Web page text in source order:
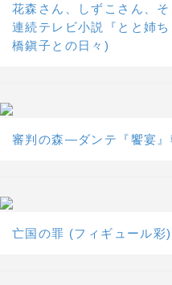
花森さん、しずこさん、
連続テレビ小説『とと姉
橋鎭子との日々)
審判の森―ダンテ『饗宴
亡国の罪 (フィギュール